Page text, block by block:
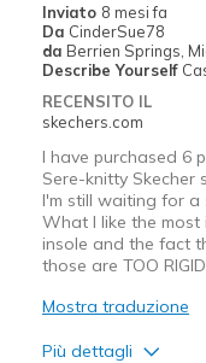
Inviato 8 mesi fa
Da CinderSue78
da Berrien Springs,
Describe Yourself
RECENSITO IL
skechers.com
I have purchased 6
Sere-knitty Skecher
I'm still waiting for
What I like the most
insole and the fact
those are TOO
Mostra traduzione
Più dettagli